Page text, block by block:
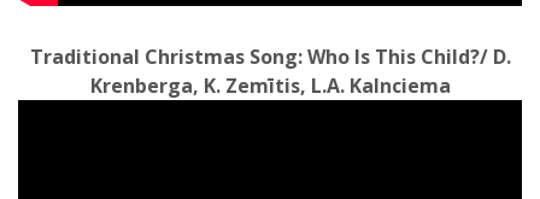
Traditional Christmas Song: Who Is This Child?/ D.
Krenberga, K. Zemītis, L.A. Kalnciema